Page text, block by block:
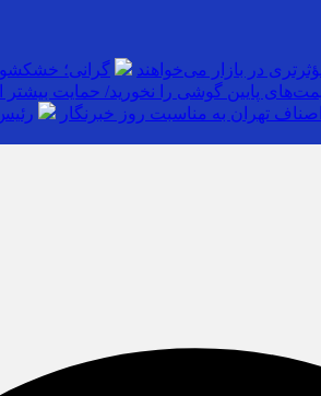
در بازار می‌خواهند
گرانی؛ خشکشویی‌ ها را هم
پایین گوشی را نخورید/ حمایت بیشتر
تهران به مناسبت روز خبرنگار